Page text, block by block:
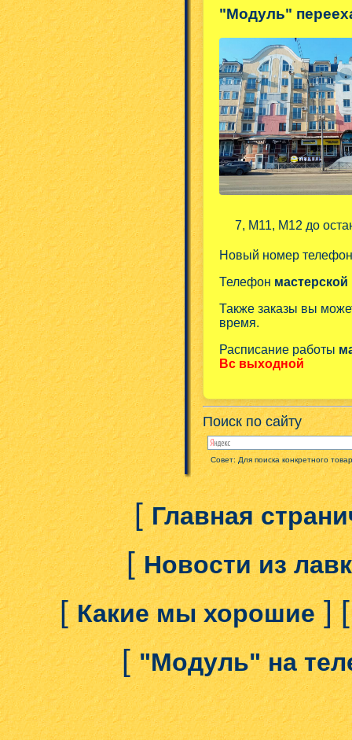
"Модуль"
7, М11, М12 до
Новый номер
Телефон
Также заказы вы
время.
Расписание работы
Вс выходной
Поиск по сайту
Совет: Для поиска конкретного
[Главная
[Новости из
[Какие мы хорошие]
["Модуль" на